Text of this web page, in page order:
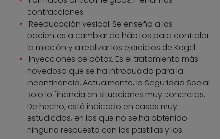
contracciones.
Reeducación vesical. Se enseña a las
pacientes a cambiar de hábitos para controlar
la micción y a realizar los ejercicios de Kegel.
Inyecciones de bótox. Es el tratamiento más
novedoso que se ha introducido para la
incontinencia. Actualmente, la Seguridad Social
solo lo financia en situaciones muy concretas.
De hecho, está indicado en casos muy
estudiados, en los que no se ha obtenido
ninguna respuesta con las pastillas y los